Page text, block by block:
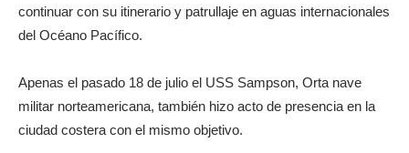
continuar con su itinerario y patrullaje en aguas internacionales
del Océano Pacífico.
Apenas el pasado 18 de julio el USS Sampson, Orta nave
militar norteamericana, también hizo acto de presencia en la
ciudad costera con el mismo objetivo.